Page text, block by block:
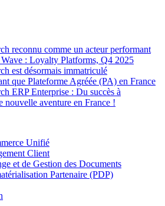
reconnu comme un acteur performant
Wave : Loyalty Platforms, Q4 2025
est désormais immatriculé
que Plateforme Agréée (PA) en France
ERP Enterprise : Du succès à
nouvelle aventure en France !
Unifié
Client
et de Gestion des Documents
Partenaire (PDP)